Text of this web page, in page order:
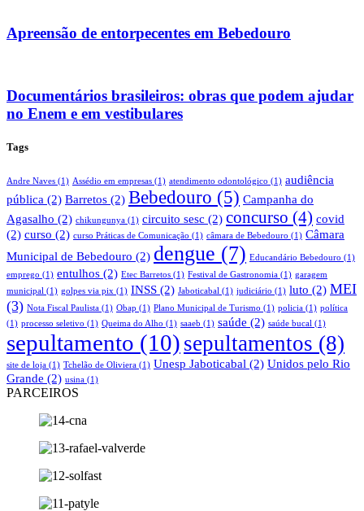
Apreensão de entorpecentes em Bebedouro
Documentários brasileiros: obras que podem ajudar
no Enem e em vestibulares
Tags
Andre Naves (1) Assédio em empresas (1) atendimento odontológico (1) audiência
pública (2) Barretos (2) Bebedouro (5) Campanha do
Agasalho (2) chikungunya (1) circuito sesc (2) concurso (4) covid
(2) curso (2) curso Práticas de Comunicação (1) câmara de Bebedouro (1) Câmara
Municipal de Bebedouro (2) dengue (7) Educandário Bebedouro (1)
emprego (1) entulhos (2) Etec Barretos (1) Festival de Gastronomia (1) garagem
municipal (1) golpes via pix (1) INSS (2) Jaboticabal (1) judiciário (1) luto (2) MEI
(3) Nota Fiscal Paulista (1) Obap (1) Plano Municipal de Turismo (1) policia (1) política
(1) processo seletivo (1) Queima do Alho (1) saaeb (1) saúde (2) saúde bucal (1)
sepultamento (10) sepultamentos (8)
site de loja (1) Tchelão de Oliviera (1) Unesp Jaboticabal (2) Unidos pelo Rio
Grande (2) usina (1)
PARCEIROS